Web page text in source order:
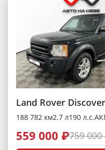
Land Rover
188 782 км2.7 л190 л.с.
559 000 ₽759